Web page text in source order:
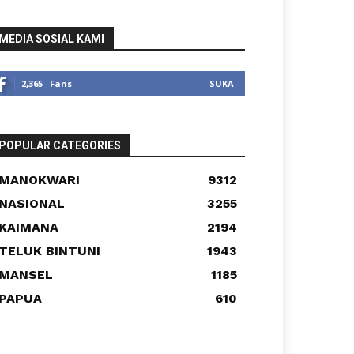
SOSIAL KAMI
2,365 Fans SUKA
CATEGORIES
9312
3255
2194
BINTUNI
1943
1185
610